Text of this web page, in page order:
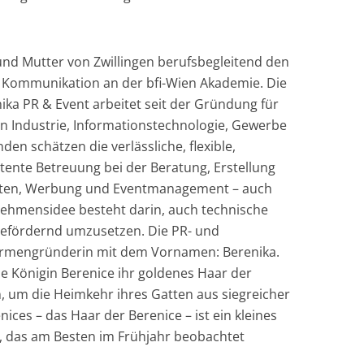
Mutter von Zwillingen berufsbegleitend den
an der bfi-Wien Akademie. Die
PR & Event arbeitet seit der Gründung für
Industrie, Informationstechnologie, Gewerbe
schätzen die verlässliche, flexible,
Betreuung bei der Beratung, Erstellung
Werbung und Eventmanagement – auch
besteht darin, auch technische
umzusetzen. Die PR- und
mit dem Vornamen: Berenika.
Königin Berenice ihr goldenes Haar der
die Heimkehr ihres Gatten aus siegreicher
– das Haar der Berenice – ist ein kleines
am Besten im Frühjahr beobachtet